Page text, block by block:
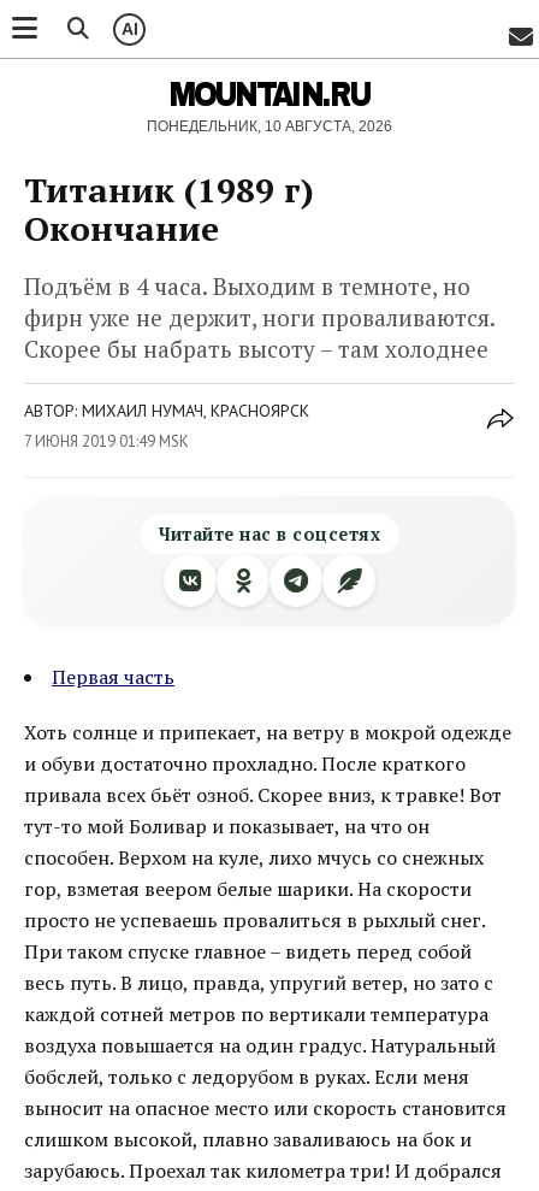
AI
MOUNTAIN.RU
ПОНЕДЕЛЬНИК, 10 АВГУСТА, 2026
Титаник (1989 г)
Окончание
Подъём в 4 часа. Выходим в темноте, но
фирн уже не держит, ноги проваливаются.
Скорее бы набрать высоту – там холоднее
АВТОР: МИХАИЛ НУМАЧ, КРАСНОЯРСК
7 ИЮНЯ 2019 01:49 MSK
Читайте нас в соцсетях
Первая часть
Хоть солнце и припекает, на ветру в мокрой одежде
и обуви достаточно прохладно. После краткого
привала всех бьёт озноб. Скорее вниз, к травке! Вот
тут-то мой Боливар и показывает, на что он
способен. Верхом на куле, лихо мчусь со снежных
гор, взметая веером белые шарики. На скорости
просто не успеваешь провалиться в рыхлый снег.
При таком спуске главное – видеть перед собой
весь путь. В лицо, правда, упругий ветер, но зато с
каждой сотней метров по вертикали температура
воздуха повышается на один градус. Натуральный
бобслей, только с ледорубом в руках. Если меня
выносит на опасное место или скорость становится
слишком высокой, плавно заваливаюсь на бок и
зарубаюсь. Проехал так километра три! И добрался